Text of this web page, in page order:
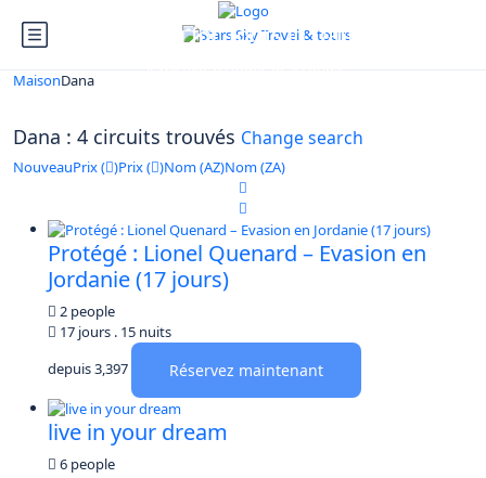
Looking for Tours in Dana...
MaisonDana
Dana : 4 circuits trouvés Change search
NouveauPrix ( )Prix ( )Nom (AZ)Nom (ZA)
Protégé : Lionel Quenard – Evasion en
Jordanie (17 jours)
2 people
17 jours . 15 nuits
depuis3,397 Réservez maintenant
live in your dream
6 people